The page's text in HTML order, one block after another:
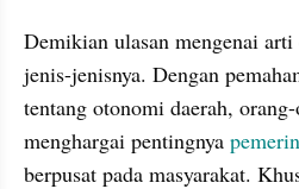
Demikian ulasan mengenai
jenis-jenisnya. Dengan
tentang otonomi daerah,
menghargai pentingnya
berpusat pada masyarakat.